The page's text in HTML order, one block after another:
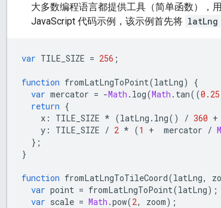
大多数编程语言都提供工具（简单函数），
JavaScript 代码示例，该示例首先将 latLng
var TILE_SIZE = 256 ;
function fromLatLngToPoint(latLng)
{
var mercator = -Math . log(Math . tan((0.25
return {
x : TILE_SIZE * (latLng . lng() / 360 +
y : TILE_SIZE / 2 * (1 + mercator /
};
}
function fromLatLngToTileCoord(latLng,
var point = fromLatLngToPoint(latLng);
var scale = Math .pow(2, zoom);